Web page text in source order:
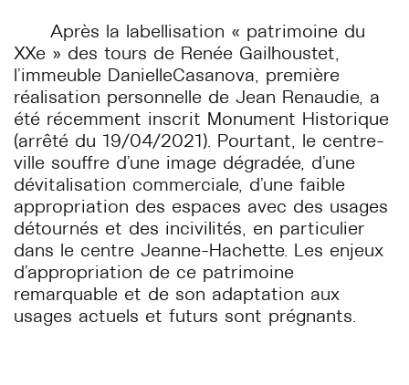
Après la labellisation « patrimoine du
XXe » des tours de Renée Gailhoustet,
l’immeuble DanielleCasanova, première
réalisation personnelle de Jean Renaudie, a
été récemment inscrit Monument Historique
(arrêté du 19/04/2021). Pourtant, le centre-
ville souffre d’une image dégradée, d’une
dévitalisation commerciale, d’une faible
appropriation des espaces avec des usages
détournés et des incivilités, en particulier
dans le centre Jeanne-Hachette. Les enjeux
d’appropriation de ce patrimoine
remarquable et de son adaptation aux
usages actuels et futurs sont prégnants.